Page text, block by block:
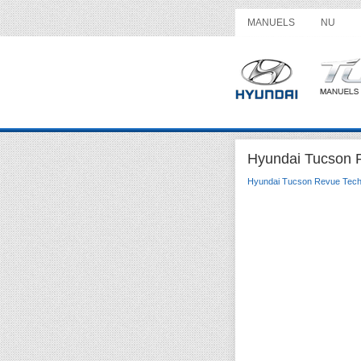
MANUELS NU
Hyundai Tucson
Hyundai Tucson Revue